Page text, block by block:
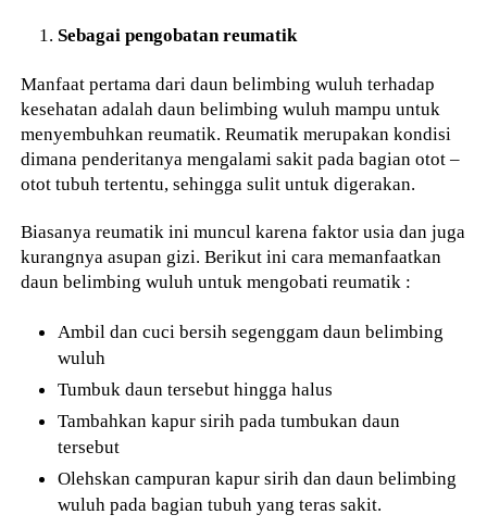
Sebagai pengobatan reumatik
Manfaat pertama dari daun belimbing wuluh terhadap
kesehatan adalah daun belimbing wuluh mampu untuk
menyembuhkan reumatik. Reumatik merupakan kondisi
dimana penderitanya mengalami sakit pada bagian otot –
otot tubuh tertentu, sehingga sulit untuk digerakan.
Biasanya reumatik ini muncul karena faktor usia dan juga
kurangnya asupan gizi. Berikut ini cara memanfaatkan
daun belimbing wuluh untuk mengobati reumatik :
Ambil dan cuci bersih segenggam daun belimbing
wuluh
Tumbuk daun tersebut hingga halus
Tambahkan kapur sirih pada tumbukan daun
tersebut
Olehskan campuran kapur sirih dan daun belimbing
wuluh pada bagian tubuh yang teras sakit.